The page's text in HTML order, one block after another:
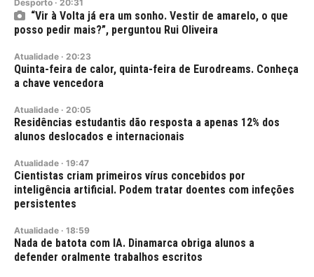
Desporto · 20:31
“Vir à Volta já era um sonho. Vestir de amarelo, o que
posso pedir mais?”, perguntou Rui Oliveira
Atualidade · 20:23
Quinta-feira de calor, quinta-feira de Eurodreams. Conheça
a chave vencedora
Atualidade · 20:05
Residências estudantis dão resposta a apenas 12% dos
alunos deslocados e internacionais
Atualidade · 19:47
Cientistas criam primeiros vírus concebidos por
inteligência artificial. Podem tratar doentes com infeções
persistentes
Atualidade · 18:59
Nada de batota com IA. Dinamarca obriga alunos a
defender oralmente trabalhos escritos